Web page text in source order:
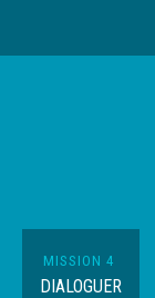
MISSION 4
DIALOGUER